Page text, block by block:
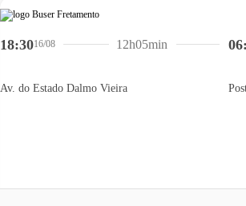
18:3016/08
Av. do Estado Dalmo Vieira
12h05min